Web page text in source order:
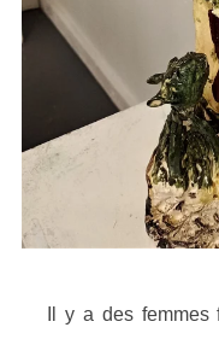
Il y a des femmes